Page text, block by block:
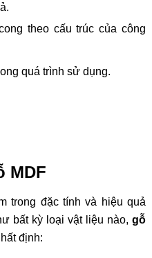
theo cấu trúc của công
quá trình sử dụng.
MDF
trong đặc tính và hiệu quả
bất kỳ loại vật liệu nào,gỗ
định: